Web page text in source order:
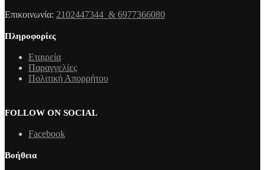
Επικοινωνία: 2102447344 & 6977366080
Πληροφορίες
Εταιρεία
Παραγγελίες
Πολιτική Απορρήτου
FOLLOW ON SOCIAL
Facebook
Βοήθεια